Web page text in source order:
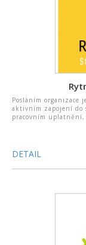
Posláním organizace
aktivním zapojení do
pracovním
DETAIL